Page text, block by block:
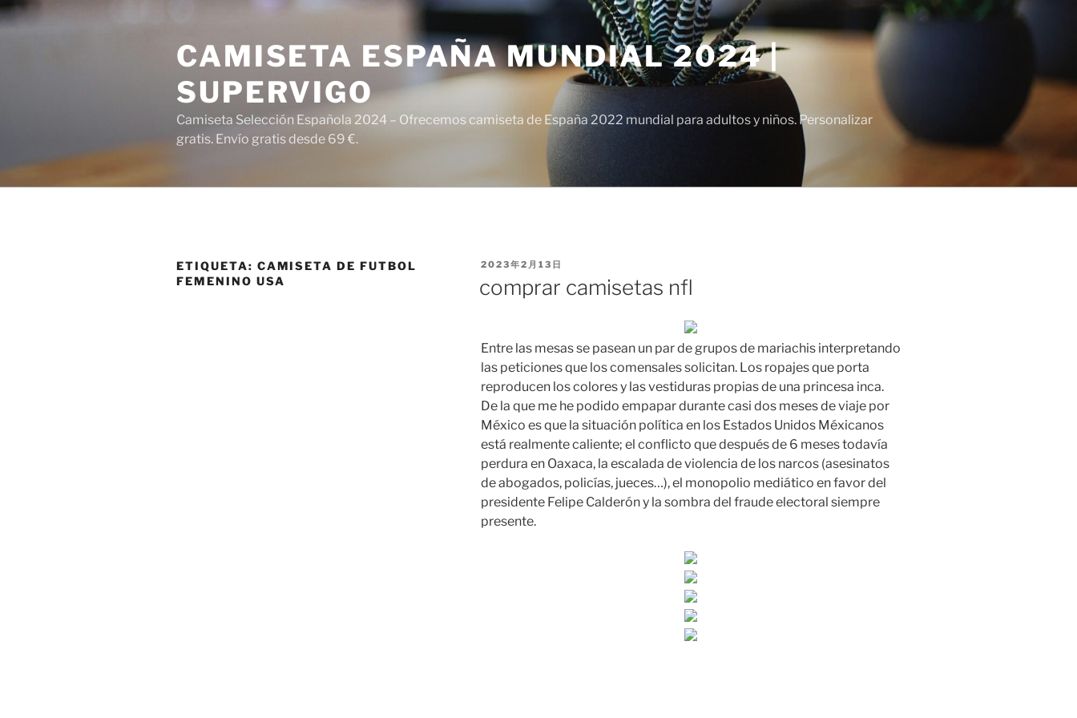
Saltar
al
CAMISETA ESPAÑA MUNDIAL 2024 |
SUPERVIGO
Camiseta Selección Española 2024 – Ofrecemos camiseta de España 2022 mundial para adultos y niños. Personalizar
gratis. Envío gratis desde 69 €.
ETIQUETA: CAMISETA DE FUTBOL
FEMENINO USA
PUBLICADO
2023年2月13日
comprar camisetas nfl
Entre las mesas se pasean un par de grupos de mariachis interpretando
las peticiones que los comensales solicitan. Los ropajes que porta
reproducen los colores y las vestiduras propias de una princesa inca.
De la que me he podido empapar durante casi dos meses de viaje por
México es que la situación política en los Estados Unidos Méxicanos
está realmente caliente; el conflicto que después de 6 meses todavía
perdura en Oaxaca, la escalada de violencia de los narcos (asesinatos
de abogados, policías, jueces…), el monopolio mediático en favor del
presidente Felipe Calderón y la sombra del fraude electoral siempre
presente.